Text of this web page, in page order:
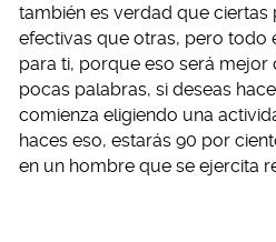
también es verdad que ciertas
efectivas que otras, pero todo
para ti, porque eso será mejor
pocas palabras, si deseas
comienza eligiendo una
haces eso, estarás 90 por
en un hombre que se ejercita